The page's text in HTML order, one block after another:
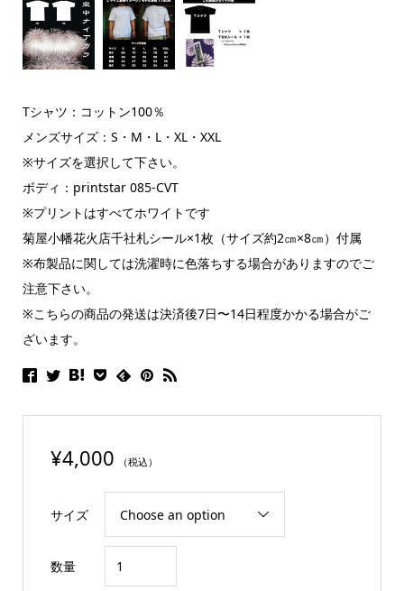
Tシャツ：コットン100％
メンズサイズ：S・M・L・XL・XXL
※サイズを選択して下さい。
ボディ：printstar 085-CVT
※プリントはすべてホワイトです
菊屋小幡花火店千社札シール×1枚（サイズ約2㎝×8㎝）付属
※布製品に関しては洗濯時に色落ちする場合がありますのでご
注意下さい。
※こちらの商品の発送は決済後7日〜14日程度かかる場合がご
ざいます。
¥4,000 （税込）
サイズ
数量
名